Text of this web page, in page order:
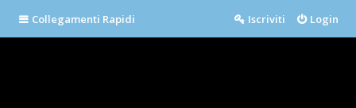
Collegamenti Rapidi Login
Iscriviti